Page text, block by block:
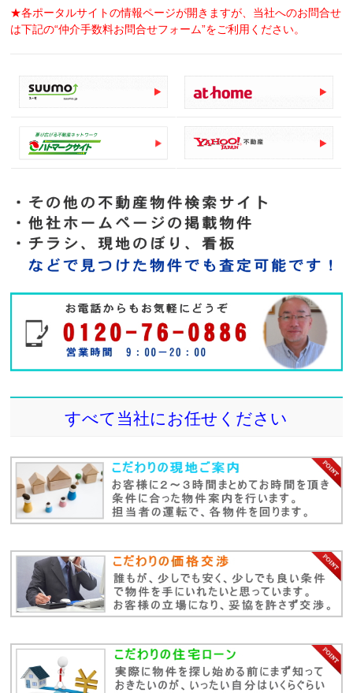
★各ポータルサイトの情報ページが開きますが、当社へのお問合せ
は下記の“仲介手数料お問合せフォーム”をご利用ください。
すべて当社にお任せください